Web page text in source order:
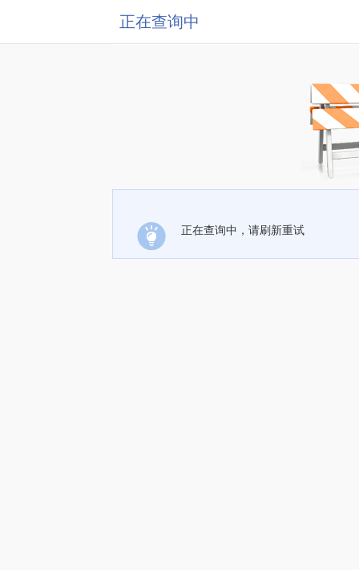
正在查询中
正在查询中，请刷新重试